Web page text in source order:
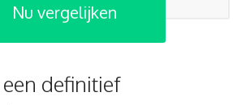
Nu vergelijken
definitief